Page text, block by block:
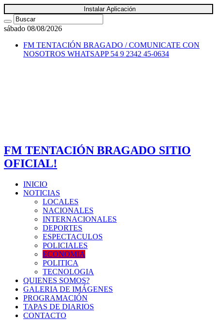
Instalar Aplicación
sábado 08/08/2026
FM TENTACIÓN BRAGADO / COMUNICATE CON
NOSOTROS WHATSAPP 54 9 2342 45-0634
FM TENTACIÓN BRAGADO SITIO
OFICIAL!
INICIO
NOTICIAS
LOCALES
NACIONALES
INTERNACIONALES
DEPORTES
ESPECTACULOS
POLICIALES
ECONOMIA
POLITICA
TECNOLOGIA
QUIENES SOMOS?
GALERIA DE IMÁGENES
PROGRAMACIÓN
TAPAS DE DIARIOS
CONTACTO